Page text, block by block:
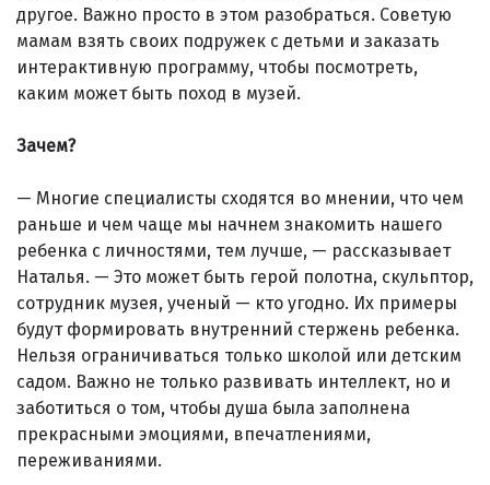
другое. Важно просто в этом разобраться. Советую
мамам взять своих по­дру­жек с детьми и заказать
интерактивную программу, чтобы посмотреть,
каким может быть поход в музей.
Зачем?
— Многие специалисты сходятся во мнении, что чем
раньше и чем чаще мы начнем знакомить нашего
ребенка с личностями, тем лучше, — рассказывает
Наталья. — Это может быть герой полотна, скульптор,
сотрудник музея, ученый — кто угодно. Их примеры
будут формировать внутренний стержень ребенка.
Нельзя ограничиваться только школой или детским
садом. Важно не только развивать интеллект, но и
заботиться о том, чтобы душа была заполнена
прекрасными эмоциями, впечатлениями,
переживаниями.